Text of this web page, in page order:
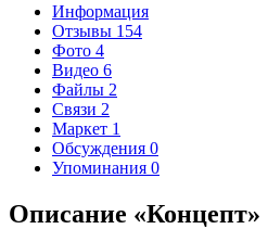
Информация
Отзывы 154
Фото 4
Видео 6
Файлы 2
Связи 2
Маркет 1
Обсуждения 0
Упоминания 0
Описание «Концепт»